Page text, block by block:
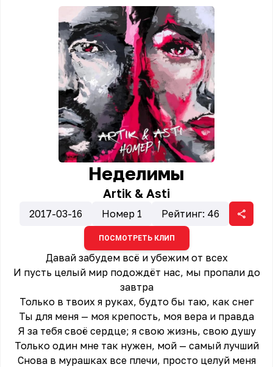
Неделимы
Artik & Asti
2017-03-16 Номер 1 Рейтинг: 46
ПОСМОТРЕТЬ КЛИП
Давай забудем всё и убежим от всех
И пусть целый мир подождёт нас, мы пропали до
завтра
Только в твоих я руках, будто бы таю, как снег
Ты для меня — моя крепость, моя вера и правда
Я за тебя своё сердце; я свою жизнь, свою душу
Только один мне так нужен, мой — самый лучший
Снова в мурашках все плечи, просто целуй меня